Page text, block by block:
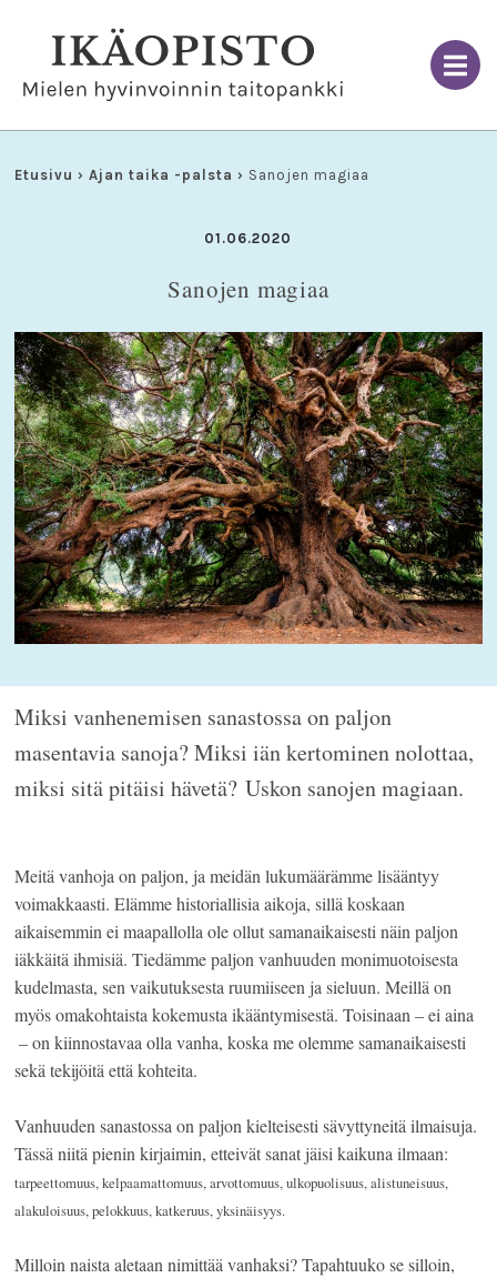
Etusivu ›Ajan taika -palsta › Sanojen magiaa
01.06.2020
Sanojen magiaa
Miksi vanhenemisen sanastossa on paljon
masentavia sanoja? Miksi iän kertominen nolottaa,
miksi sitä pitäisi hävetä? Uskon sanojen magiaan.
Meitä vanhoja on paljon, ja meidän lukumäärämme lisääntyy
voimakkaasti. Elämme historiallisia aikoja, sillä koskaan
aikaisemmin ei maapallolla ole ollut samanaikaisesti näin paljon
iäkkäitä ihmisiä. Tiedämme paljon vanhuuden monimuotoisesta
kudelmasta, sen vaikutuksesta ruumiiseen ja sieluun. Meillä on
myös omakohtaista kokemusta ikääntymisestä. Toisinaan – ei aina
­ – on kiinnostavaa olla vanha, koska me olemme samanaikaisesti
sekä tekijöitä että kohteita.
Vanhuuden sanastossa on paljon kielteisesti sävyttyneitä ilmaisuja.
Tässä niitä pienin kirjaimin, etteivät sanat jäisi kaikuna ilmaan:
tarpeettomuus, kelpaamattomuus, arvottomuus, ulkopuolisuus, alistuneisuus,
alakuloisuus, pelokkuus, katkeruus, yksinäisyys.
Milloin naista aletaan nimittää vanhaksi? Tapahtuuko se silloin,